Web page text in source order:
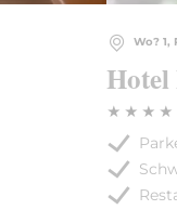
Wo? 1,